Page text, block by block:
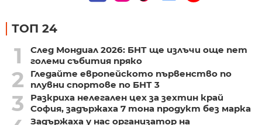
ТОП 24
1
След Мондиал 2026: БНТ ще излъчи още пет
големи събития пряко
2
Гледайте европейското първенство по
плувни спортове по БНТ 3
3
Разкриха нелегален цех за зехтин край
София, задържаха 7 тона продукт без марка
Задържаха у нас организатор на